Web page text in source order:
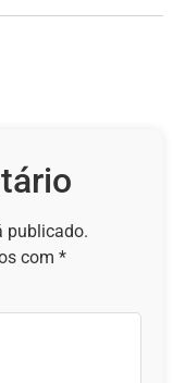
publicado.
com *